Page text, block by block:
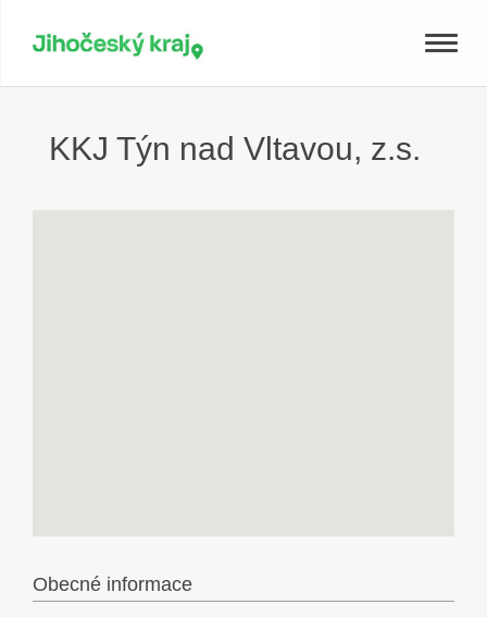
Toggle
KKJ Týn nad Vltavou, z.s.
Obecné informace